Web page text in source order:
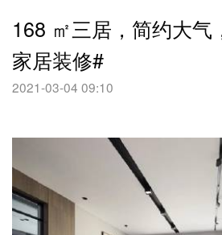
168 ㎡三居，简约大气
家居装修#
2021-03-04 09:10